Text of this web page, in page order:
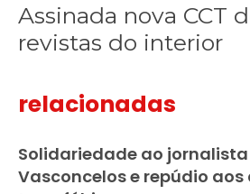
Assinada nova CCT
revistas do interior
relacionadas
Solidariedade ao
Vasconcelos e repúdio